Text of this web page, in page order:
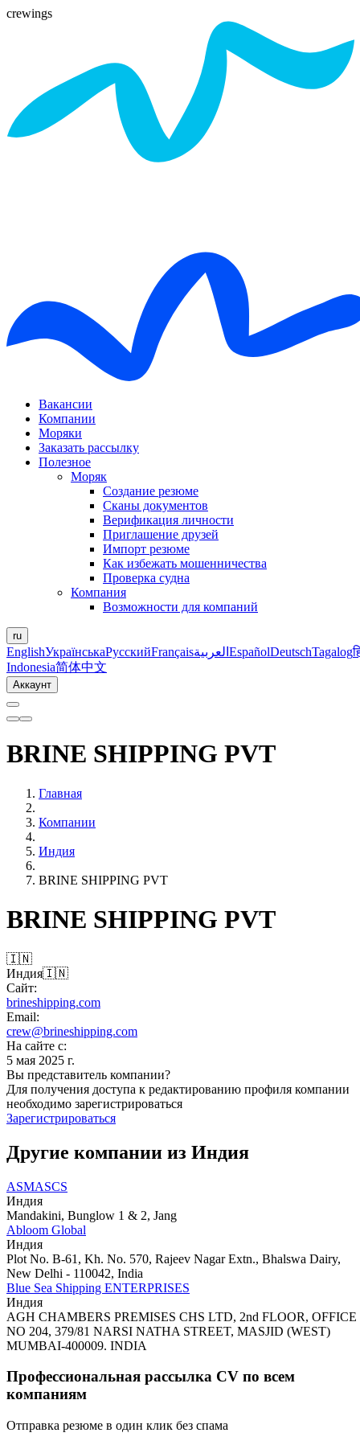
crewings
Вакансии
Компании
Моряки
Заказать рассылку
Полезное
Моряк
Создание резюме
Сканы документов
Верификация личности
Приглашение друзей
Импорт резюме
Как избежать мошенничества
Проверка судна
Компания
Возможности для компаний
ru
EnglishУкраїнськаРусскийFrançaisالعربية EspañolDeutschTagalog
Indonesia简体中文
Аккаунт
BRINE SHIPPING PVT
Главная
Компании
Индия
BRINE SHIPPING PVT
BRINE SHIPPING PVT
🇮🇳
Индия🇮🇳
Сайт:
brineshipping.com
Email:
crew@brineshipping.com
На сайте с:
5 мая 2025 г.
Вы представитель компании?
Для получения доступа к редактированию профиля компании
необходимо зарегистрироваться
Зарегистрироваться
Другие компании из Индия
ASMASCS
Индия
Mandakini, Bunglow 1 & 2, Jang
Abloom Global
Индия
Plot No. B-61, Kh. No. 570, Rajeev Nagar Extn., Bhalswa Dairy,
New Delhi - 110042, India
Blue Sea Shipping ENTERPRISES
Индия
AGH CHAMBERS PREMISES CHS LTD, 2nd FLOOR, OFFICE
NO 204, 379/81 NARSI NATHA STREET, MASJID (WEST)
MUMBAI-400009. INDIA
Профессиональная рассылка CV по всем
компаниям
Отправка резюме в один клик без спама